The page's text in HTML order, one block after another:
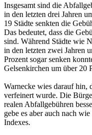
Insgesamt sind die
in den letzten drei Jahren
19 Städte senkten die
Das bedeutet, dass die
sind. Während Städte wie
in den letzten zwei Jahren
Prozent sogar senken
Gelsenkirchen um über 20
Warnecke wies darauf hin,
verfeinert wurde. Die
realen Abfallgebühren
gebe es aber auch nach
Indexes.